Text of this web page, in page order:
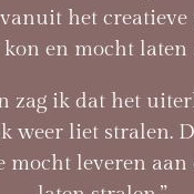
het creatieve
en mocht laten
zag ik dat het
weer liet stralen.
mocht leveren aan